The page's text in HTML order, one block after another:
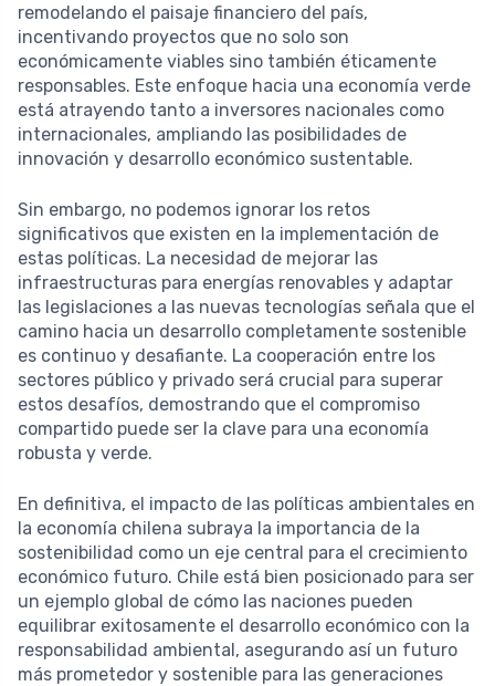
remodelando el paisaje financiero del país,
incentivando proyectos que no solo son
económicamente viables sino también éticamente
responsables. Este enfoque hacia una economía verde
está atrayendo tanto a inversores nacionales como
internacionales, ampliando las posibilidades de
innovación y desarrollo económico sustentable.
Sin embargo, no podemos ignorar los retos
significativos que existen en la implementación de
estas políticas. La necesidad de mejorar las
infraestructuras para energías renovables y adaptar
las legislaciones a las nuevas tecnologías señala que el
camino hacia un desarrollo completamente sostenible
es continuo y desafiante. La cooperación entre los
sectores público y privado será crucial para superar
estos desafíos, demostrando que el compromiso
compartido puede ser la clave para una economía
robusta y verde.
En definitiva, el impacto de las políticas ambientales en
la economía chilena subraya la importancia de la
sostenibilidad como un eje central para el crecimiento
económico futuro. Chile está bien posicionado para ser
un ejemplo global de cómo las naciones pueden
equilibrar exitosamente el desarrollo económico con la
responsabilidad ambiental, asegurando así un futuro
más prometedor y sostenible para las generaciones